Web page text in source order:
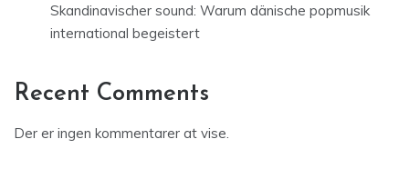
Skandinavischer sound: Warum dänische popmusik
international begeistert
Recent Comments
Der er ingen kommentarer at vise.